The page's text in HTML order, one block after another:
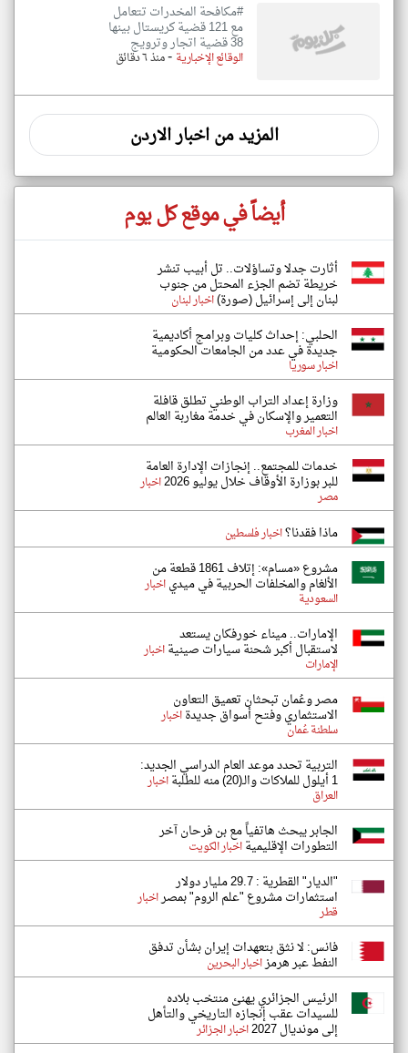
#مكافحة المخدرات تتعامل
مع 121 قضية كريستال بينها
38 قضية اتجار وترويج
الوقائع الإخبارية-منذ ٦ دقائق
المزيد من اخبار الاردن
أيضاً في موقع كل يوم
أثارت جدلا وتساؤلات.. تل أبيب تنشر
خريطة تضم الجزء المحتل من جنوب
لبنان إلى إسرائيل (صورة)اخبار لبنان
الحلبي: إحداث كليات وبرامج أكاديمية
جديدة في عدد من الجامعات الحكومية
اخبار سوريا
وزارة إعداد التراب الوطني تطلق قافلة
التعمير والإسكان في خدمة مغاربة العالم
اخبار المغرب
خدمات للمجتمع.. إنجازات الإدارة العامة
للبر بوزارة الأوقاف خلال يوليو 2026 اخبار
مصر
ماذا فقدنا؟اخبار فلسطين
مشروع «مسام»: إتلاف 1861 قطعة من
الألغام والمخلفات الحربية في ميدياخبار
السعودية
الإمارات.. ميناء خورفكان يستعد
لاستقبال أكبر شحنة سيارات صينيةاخبار
الإمارات
مصر وعُمان تبحثان تعميق التعاون
الاستثماري وفتح أسواق جديدةاخبار
سلطنة عُمان
التربية تحدد موعد العام الدراسي الجديد:
1 أيلول للملاكات والـ(20) منه للطلبة اخبار
العراق
الجابر يبحث هاتفياً مع بن فرحان آخر
التطورات الإقليميةاخبار الكويت
"الديار" القطرية : 29.7 مليار دولار
استثمارات مشروع "علم الروم" بمصراخبار
قطر
فانس: لا نثق بتعهدات إيران بشأن تدفق
النفط عبر هرمزاخبار البحرين
الرئيس الجزائري يهنئ منتخب بلاده
للسيدات عقب إنجازه التاريخي والتأهل
إلى مونديال 2027 اخبار الجزائر